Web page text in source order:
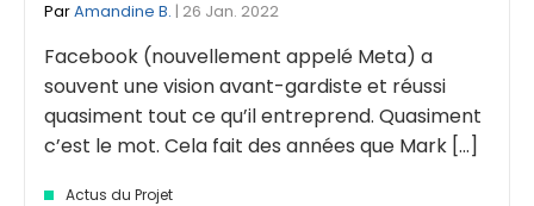
ParAmandine B. | 26 Jan. 2022
Facebook (nouvellement appelé Meta) a
souvent une vision avant-gardiste et réussi
quasiment tout ce qu’il entreprend. Quasiment
c’est le mot. Cela fait des années que Mark [...]
Actus du Projet